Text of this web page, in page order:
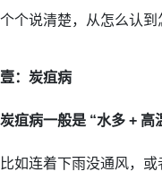
个个说清楚，从怎么认到
壹：炭疽病
炭疽病一般是 “水多 + 高
比如连着下雨没通风，